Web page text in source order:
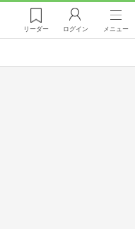
リーダー ログイン メニュー